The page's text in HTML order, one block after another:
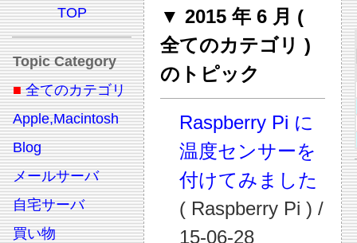
TOP
Topic Category
■ 全てのカテゴリ
Apple,Macintosh
Blog
メールサーバ
自宅サーバ
買い物
▼ 2015 年 6 月 (
全てのカテゴリ )
のトピック
Raspberry Pi に
温度センサーを
付けてみました
( Raspberry Pi ) /
15-06-28